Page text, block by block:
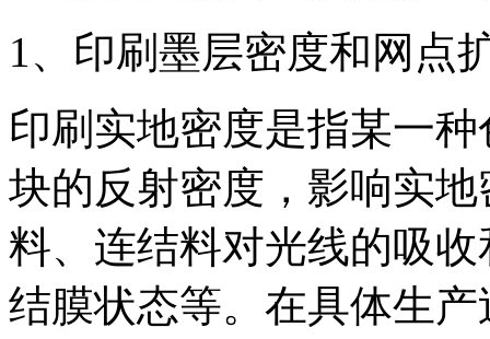
1、印刷墨层密度和网点
印刷实地密度是指某一
块的反射密度，影响实
料、连结料对光线的吸
结膜状态等。在具体生